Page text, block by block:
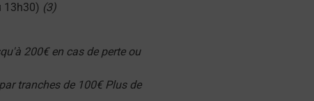
13h30) (3)
200€ en cas de perte ou
tranches de 100€ Plus de